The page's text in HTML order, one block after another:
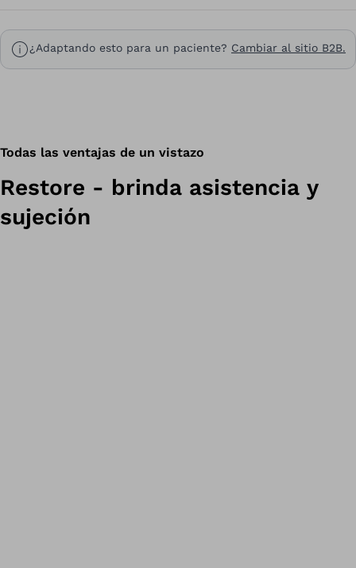
¿Adaptando esto para un paciente? Cambiar al sitio B2B.
Todas las ventajas de un vistazo
Restore - brinda asistencia y
sujeción